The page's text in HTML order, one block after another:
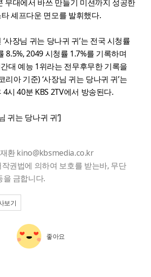
무대에서 바쓰 만들기 미션까지 성공한
셰프다운 면모를 발휘했다.
사장님 귀는 당나귀 귀’는 전국 시청률
8.5%, 2049 시청률 1.7%를 기록하며
대 예능 1위라는 전무후무한 기록을
리아 기준) ‘사장님 귀는 당나귀 귀’는
시 40분 KBS 2TV에서 방송된다.
귀는 당나귀 귀’]
환 kino@kbsmedia.co.kr
권법에 의하여 보호를 받는바, 무단
을 금합니다.
보기
좋아요